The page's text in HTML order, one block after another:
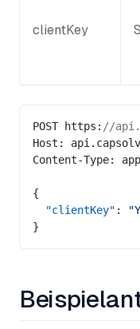
clientKey
POST https: //
Host:
Content-Type:
{
  "clientKey"
:
}